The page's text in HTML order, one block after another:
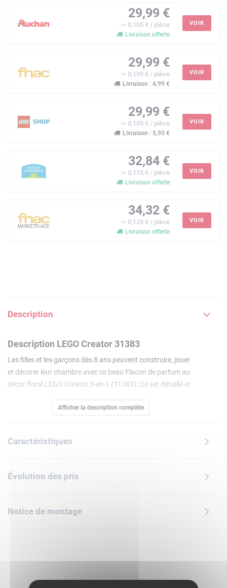
29,99 €
≃ 0,105 € / pièce
Livraison offerte
VOIR
29,99 €
≃ 0,105 € / pièce
Livraison : 4,99 €
VOIR
29,99 €
≃ 0,105 € / pièce
Livraison : 5,95 €
VOIR
32,84 €
≃ 0,115 € / pièce
Livraison offerte
VOIR
34,32 €
≃ 0,120 € / pièce
Livraison offerte
VOIR
Description
Description LEGO Creator 31383
Les filles et les garçons dès 8 ans peuvent construire, jouer
et décorer leur chambre avec ce beau Flacon de parfum au
décor floral LEGO Creator 3-en-1 (31383). Ce set détaillé et
modèles à construire avec les mêmes briques.Créez un
avec un bouquet de fleurs colorées, ou en smoothie dans un
jouet inclut 3 tuiles personnalisables pour décorer les
modèles : des étiquettes pour le flacon et le vase, et un
cadeau créatif pour les filles et les garçons qui aiment les
fleurs, la mode et la beauté. L'appli LEGO Builder propose
Afficher la description complète
Caractéristiques
Évolution des prix
Notice de montage